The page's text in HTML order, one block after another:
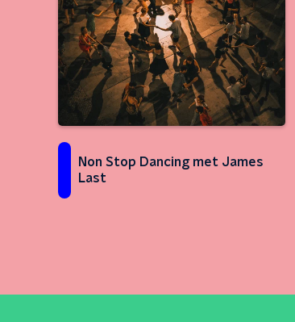
Non Stop Dancing met James
Last